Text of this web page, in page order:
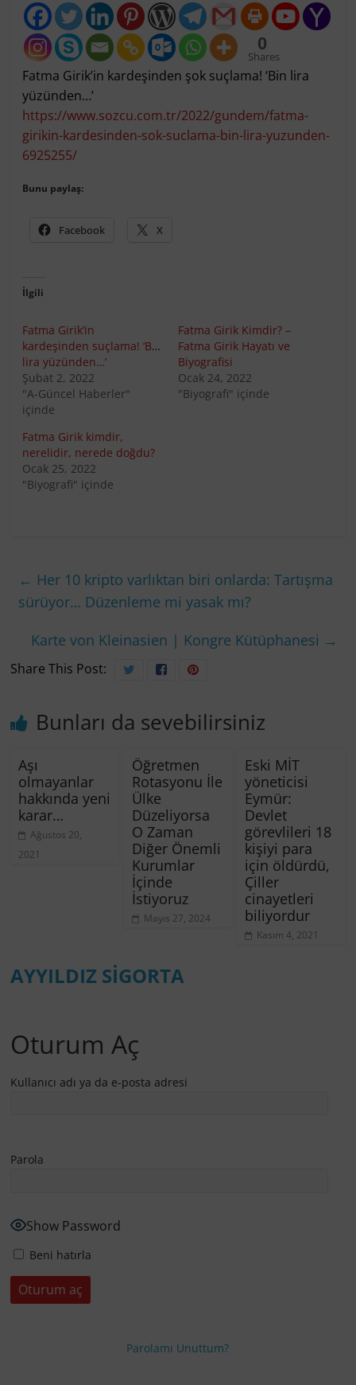
0
Shares
Fatma Girik’in kardeşinden şok suçlama! ‘Bin lira
yüzünden…’
https://www.sozcu.com.tr/2022/gundem/fatma-
girikin-kardesinden-sok-suclama-bin-lira-yuzunden-
6925255/
Bunu paylaş:
Facebook X
İlgili
Fatma Girik’in
kardeşinden suçlama! ‘Bin
lira yüzünden…’
Şubat 2, 2022
"A-Güncel Haberler"
içinde
Fatma Girik Kimdir? –
Fatma Girik Hayatı ve
Biyografisi
Ocak 24, 2022
"Biyografi" içinde
Fatma Girik kimdir,
nerelidir, nerede doğdu?
Ocak 25, 2022
"Biyografi" içinde
← Her 10 kripto varlıktan biri onlarda: Tartışma
sürüyor… Düzenleme mi yasak mı?
Karte von Kleinasien | Kongre Kütüphanesi →
Share This Post:
Bunları da sevebilirsiniz
Aşı
olmayanlar
hakkında yeni
karar…
Ağustos 20,
2021
Öğretmen
Rotasyonu İle
Ülke
Düzeliyorsa
O Zaman
Diğer Önemli
Kurumlar
İçinde
İstiyoruz
Mayıs 27, 2024
Eski MİT
yöneticisi
Eymür:
Devlet
görevlileri 18
kişiyi para
için öldürdü,
Çiller
cinayetleri
biliyordur
Kasım 4, 2021
AYYILDIZ SİGORTA
Oturum Aç
Kullanıcı adı ya da e-posta adresi
Parola
Show Password
Beni hatırla
Parolamı Unuttum?